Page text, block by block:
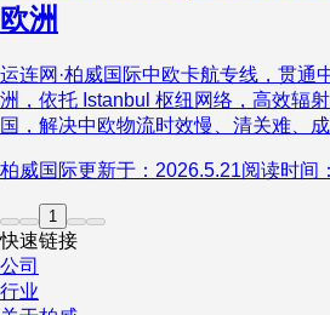
欧洲
运连网·柏威国际中欧卡航专线，贯通
洲，依托 Istanbul 枢纽网络，高效辐
国，解决中欧物流时效慢、清关难、
柏威国际更新于：2026.5.21阅读时间
1
快速链接
公司
行业